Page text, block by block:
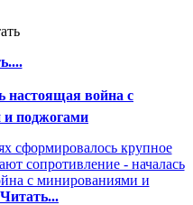
настоящая война с
поджогами
сформировалось крупное
сопротивление - началась
с минированиями и
Читать...